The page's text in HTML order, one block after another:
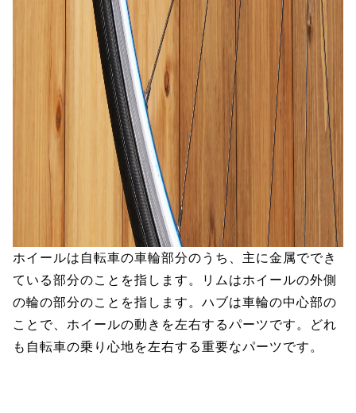
ホイールは自転車の車輪部分のうち、主に金属ででき
ている部分のことを指します。リムはホイールの外側
の輪の部分のことを指します。ハブは車輪の中心部の
ことで、ホイールの動きを左右するパーツです。どれ
も自転車の乗り心地を左右する重要なパーツです。